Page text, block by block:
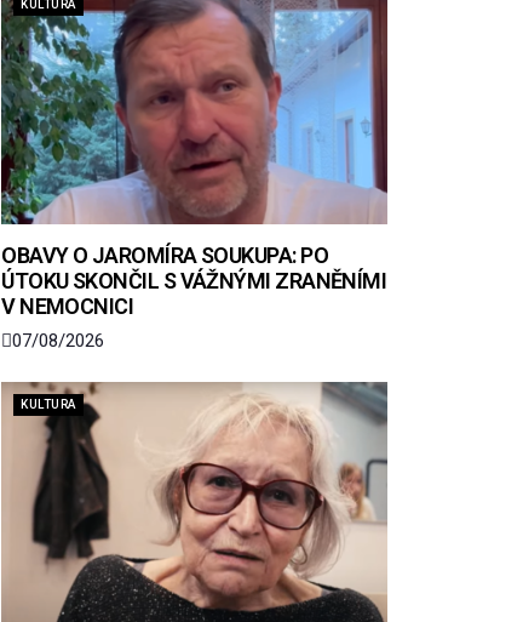
KULTURA
OBAVY O JAROMÍRA SOUKUPA: PO
ÚTOKU SKONČIL S VÁŽNÝMI ZRANĚNÍMI
V NEMOCNICI
07/08/2026
KULTURA